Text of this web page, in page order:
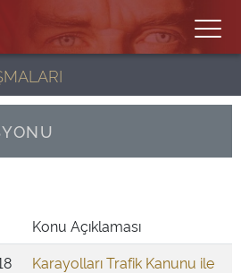
Konu Açıklaması
Karayolları Trafik Kanunu ile